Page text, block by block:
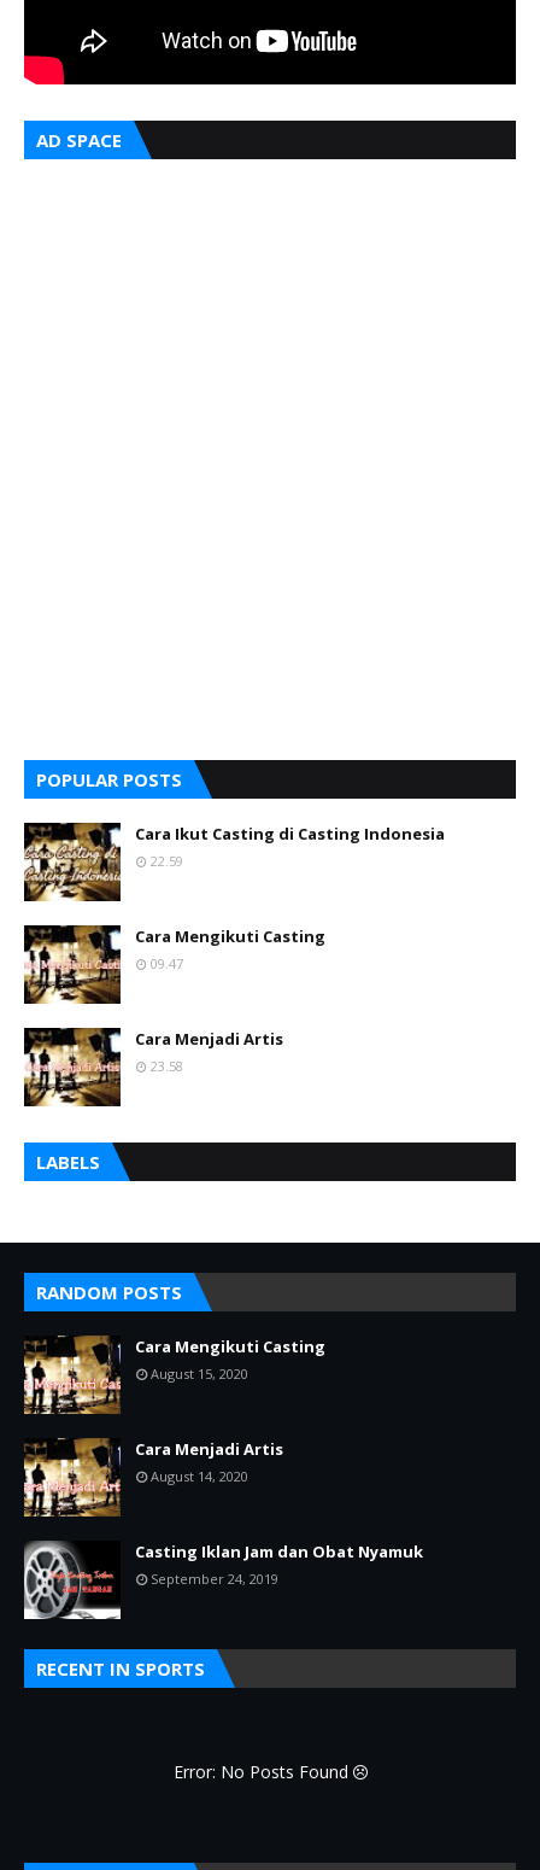
AD SPACE
POPULAR POSTS
Cara Ikut Casting di Casting Indonesia
22.59
Cara Mengikuti Casting
09.47
Cara Menjadi Artis
23.58
LABELS
RANDOM POSTS
Cara Mengikuti Casting
August 15, 2020
Cara Menjadi Artis
August 14, 2020
Casting Iklan Jam dan Obat Nyamuk
September 24, 2019
RECENT IN SPORTS
Error: No Posts Found